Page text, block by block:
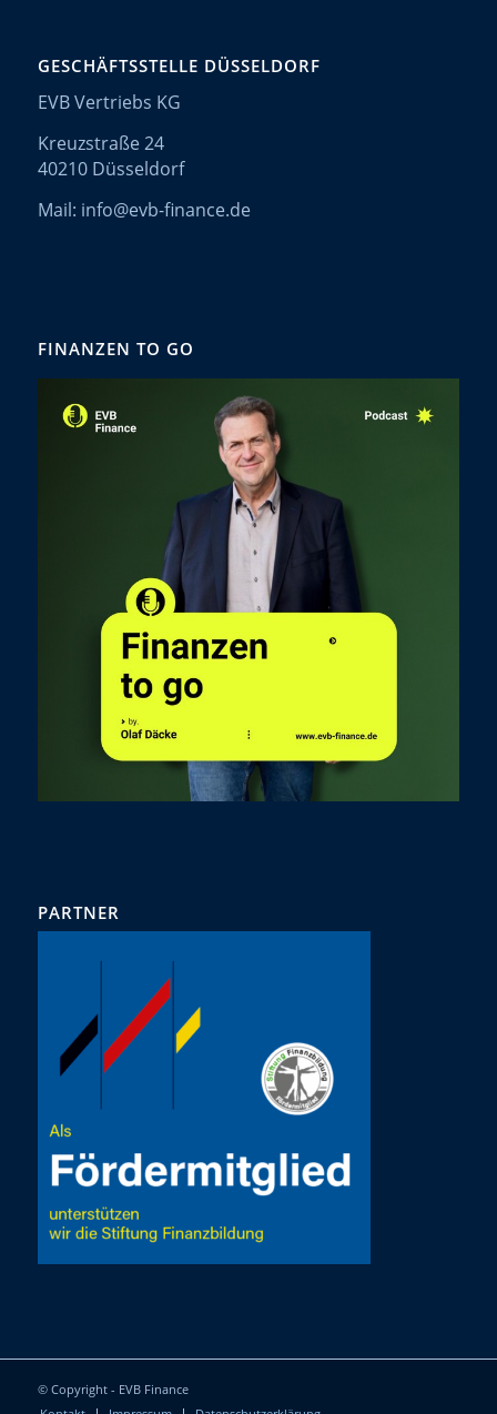
GESCHÄFTSSTELLE DÜSSELDORF
EVB Vertriebs KG
Kreuzstraße 24
40210 Düsseldorf
Mail: info@evb-finance.de
FINANZEN TO GO
PARTNER
© Copyright - EVB Finance